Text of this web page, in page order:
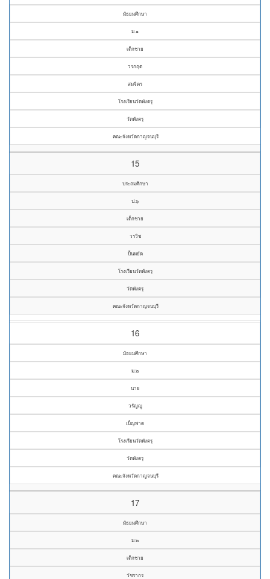
มัธยมศึกษา
ม.๑
เด็กชาย
วรกฤต
สมจิตร
โรงเรียนวัดพังตรุ
วัดพังตรุ
คณะจังหวัดกาญจนบุรี
15
ประถมศึกษา
ป.๖
เด็กชาย
วรวิช
ปั้นหยัด
โรงเรียนวัดพังตรุ
วัดพังตรุ
คณะจังหวัดกาญจนบุรี
16
มัธยมศึกษา
ม.๒
นาย
วรัญญู
เบ็ญพาด
โรงเรียนวัดพังตรุ
วัดพังตรุ
คณะจังหวัดกาญจนบุรี
17
มัธยมศึกษา
ม.๒
เด็กชาย
วัชรากร